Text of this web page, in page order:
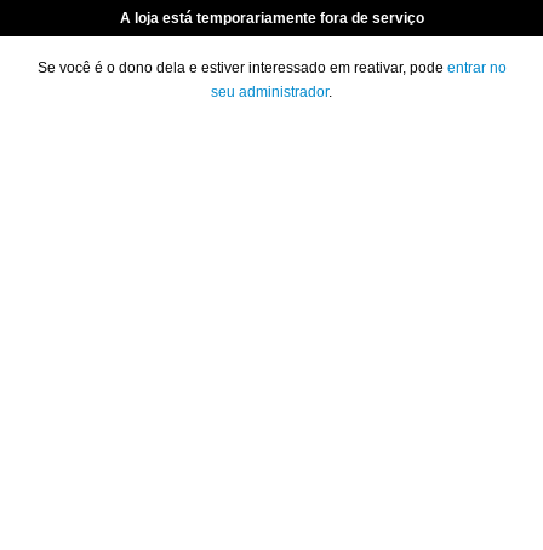
A loja está temporariamente fora de serviço
Se você é o dono dela e estiver interessado em reativar, pode entrar no
seu administrador.